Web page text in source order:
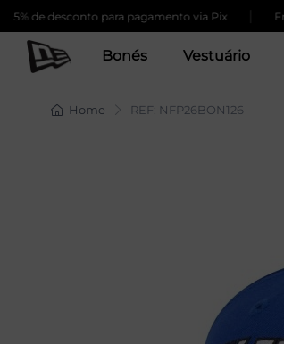
desconto para pagamento via Pix | Frete
Bonés Vestuário
Home REF: NFP26BON126